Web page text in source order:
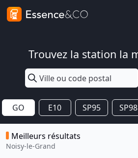
Trouvez la station la
GO E10 SP95 SP98
Meilleurs résultats
Noisy-le-Grand